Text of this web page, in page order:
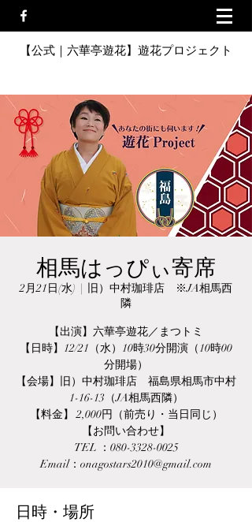
【公式｜六華亭遊花】遊花プロジェクト
相馬はっぴぃ寄席
2月21日(水)
  |
旧）中村珈琲店 ※JA相馬西
隣
【出演】六華亭遊花／まつトミ
【日時】12/21（水）10時30分開演（10時00
分開場）
【会場】旧）中村珈琲店 福島県相馬市中村
1-16-13（JA相馬西隣）
【料金】 2,000円（前売り・当日同じ）
【お問い合わせ】
TEL ：080-3328-0025
Email：onagostars2010@gmail.com
日時・場所